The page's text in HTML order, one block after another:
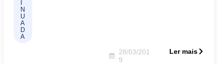
N
U
A
D
A
28/03/201
9
Ler mais